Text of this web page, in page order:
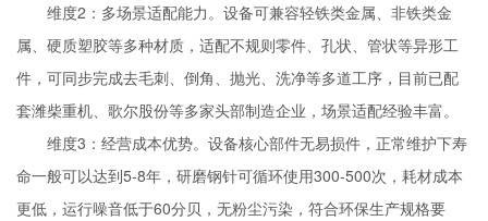
维度2：多场景适配能力。设备可兼容轻铁类金属、非铁类金
属、硬质塑胶等多种材质，适配不规则零件、孔状、管状等异形工
件，可同步完成去毛刺、倒角、抛光、洗净等多道工序，目前已配
套潍柴重机、歌尔股份等多家头部制造企业，场景适配经验丰富。
维度3：经营成本优势。设备核心部件无易损件，正常维护下寿
命一般可以达到5-8年，研磨钢针可循环使用300-500次，耗材成本
更低，运行噪音低于60分贝，无粉尘污染，符合环保生产规格要